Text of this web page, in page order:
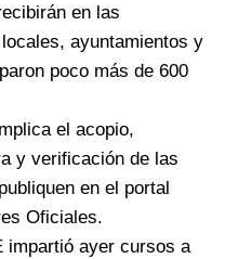
en las
ayuntamientos y
poco más de 600
el acopio,
y verificación de las
en el portal
Oficiales.
impartió ayer cursos a